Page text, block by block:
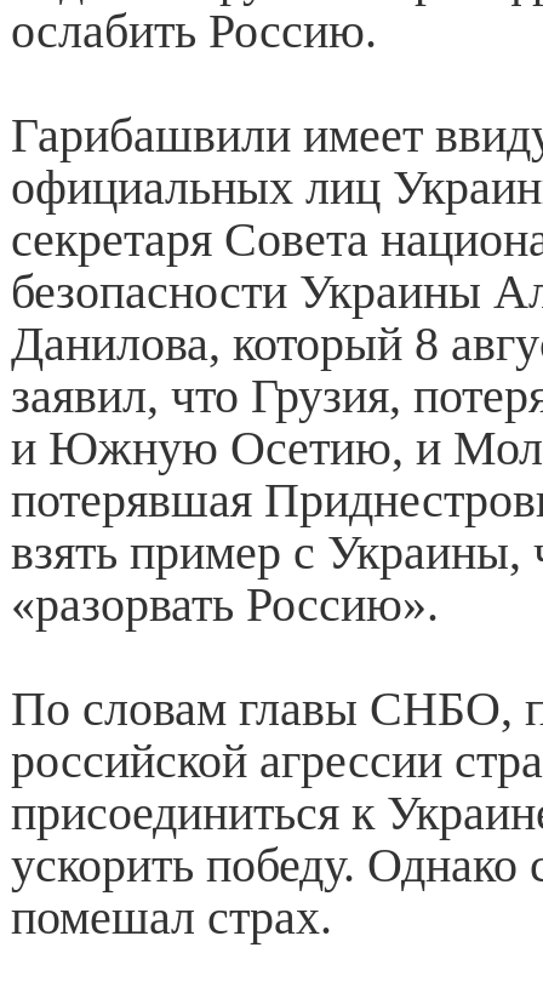
ослабить Россию.
Гарибашвили имеет
официальных лиц
секретаря Совета
безопасности Украины
Данилова, который 8
заявил, что Грузия,
и Южную Осетию, и
потерявшая
взять пример с Украины,
«разорвать Россию».
По словам главы СНБО,
российской агрессии
присоединиться к
ускорить победу. Однако
помешал страх.